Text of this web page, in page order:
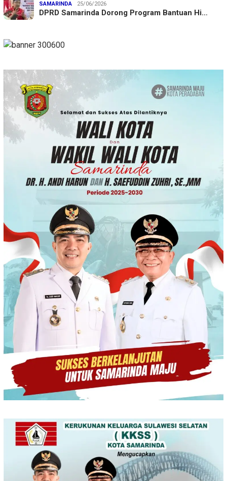
SAMARINDA
25/06/2026
DPRD Samarinda Dorong Program Bantuan Hi…